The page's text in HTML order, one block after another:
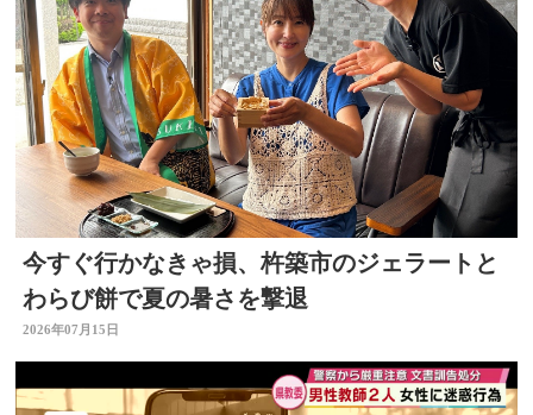
今すぐ行かなきゃ損、杵築市のジェラートと
わらび餅で夏の暑さを撃退
2026年07月15日